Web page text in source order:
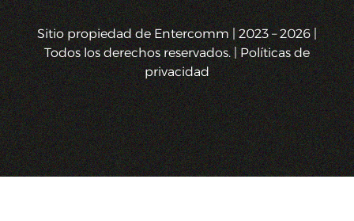
Sitio propiedad de Entercomm | 2023 – 2026 |
Todos los derechos reservados. | Políticas de
privacidad